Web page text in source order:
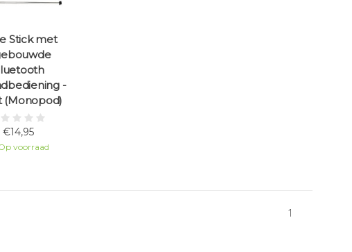
Stick met
-
(Monopod)
€14,95
voorraad
1